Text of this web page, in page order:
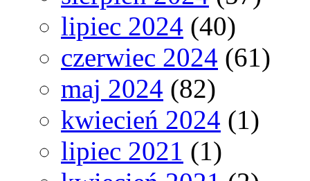
lipiec 2024 (40)
czerwiec 2024 (61)
maj 2024 (82)
kwiecień 2024 (1)
lipiec 2021 (1)